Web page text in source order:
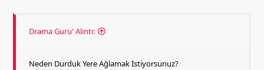
Drama Guru' Alıntı:
Neden Durduk Yere Ağlamak İstiyorsunuz?